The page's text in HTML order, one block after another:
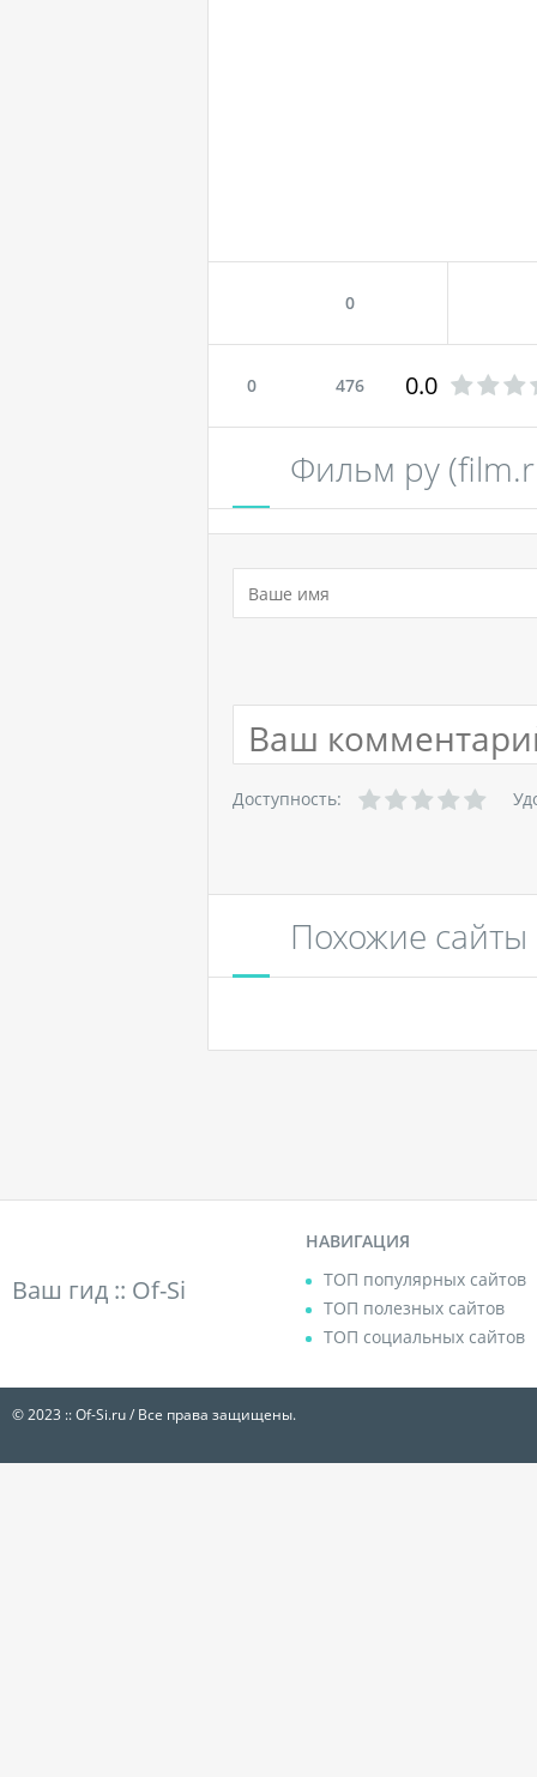
0
0 476 0.0
Фильм ру
Доступность:
Похожие сайты
Ваш гид :: Of-Si
НАВИГАЦИЯ
ТОП популярных сайтов
ТОП полезных сайтов
ТОП социальных сайтов
© 2023 :: Of-Si.ru / Все права защищены.